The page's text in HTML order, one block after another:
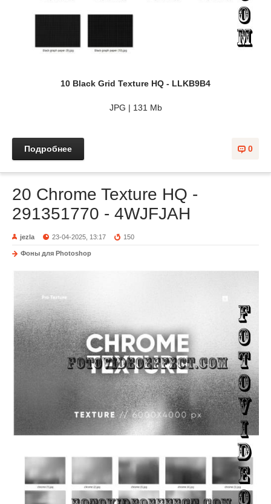
10 Black Grid Texture HQ - LLKB9B4
JPG | 131 Mb
0
Подробнее
20 Chrome Texture HQ -
291351770 - 4WJFJAH
jezla 23-04-2025, 13:17 150
Фоны для Photoshop